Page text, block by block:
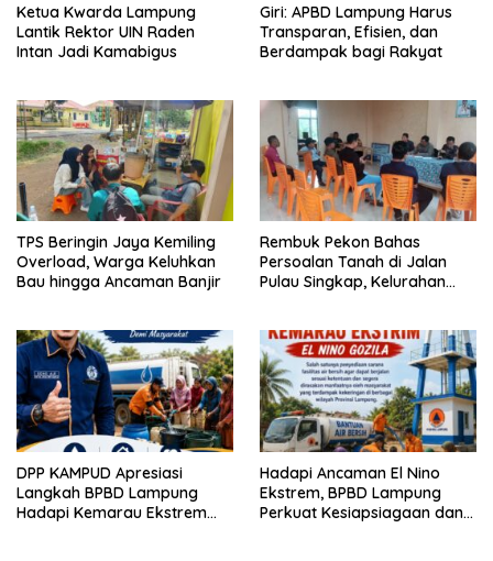
Ketua Kwarda Lampung
Lantik Rektor UIN Raden
Intan Jadi Kamabigus
Giri: APBD Lampung Harus
Transparan, Efisien, dan
Berdampak bagi Rakyat
TPS Beringin Jaya Kemiling
Overload, Warga Keluhkan
Bau hingga Ancaman Banjir
Rembuk Pekon Bahas
Persoalan Tanah di Jalan
Pulau Singkap, Kelurahan
DPP KAMPUD Apresiasi
Langkah BPBD Lampung
Hadapi Kemarau Ekstrem
Hadapi Ancaman El Nino
Ekstrem, BPBD Lampung
Perkuat Kesiapsiagaan dan